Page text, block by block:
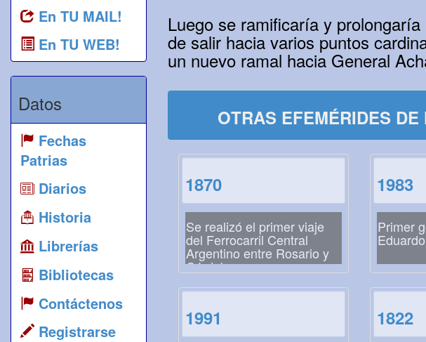
En TU MAIL!
En TU WEB!
Datos
Fechas
Patrias
Diarios
Historia
Librerías
Bibliotecas
Contáctenos
Registrarse
Luego se ramificaría y
de salir hacia varios puntos
un nuevo ramal hacia General
OTRAS EFEMÉRIDES DE
1870
Se realizó el primer viaje
del Ferrocarril Central
Argentino entre Rosario y
Córdoba
1983
Primer
1991 1822